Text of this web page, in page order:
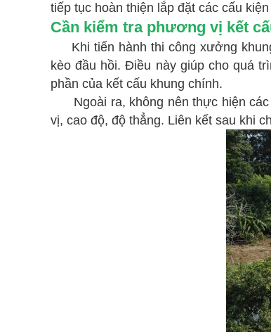
tiếp tục hoàn thiện lắp đặt các cấu
Cần kiểm tra phương vị kết
Khi tiến hành thi công xưởng
kèo đầu hồi. Điều này giúp cho quá
phần của kết cấu khung chính.
Ngoài ra, không nên thực hiện các
vị, cao độ, độ thẳng. Liên kết sau khi